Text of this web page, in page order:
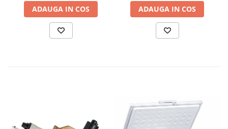
ADAUGA IN COS ADAUGA IN COS